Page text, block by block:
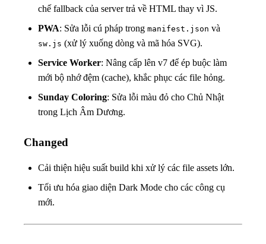
chế fallback của server trả về HTML thay vì JS.
PWA: Sửa lỗi cú pháp trong manifest.json và
sw.js (xử lý xuống dòng và mã hóa SVG).
Service Worker: Nâng cấp lên v7 để ép buộc làm
mới bộ nhớ đệm (cache), khắc phục các file hỏng.
Sunday Coloring: Sửa lỗi màu đỏ cho Chủ Nhật
trong Lịch Âm Dương.
Changed
Cải thiện hiệu suất build khi xử lý các file assets lớn.
Tối ưu hóa giao diện Dark Mode cho các công cụ
mới.